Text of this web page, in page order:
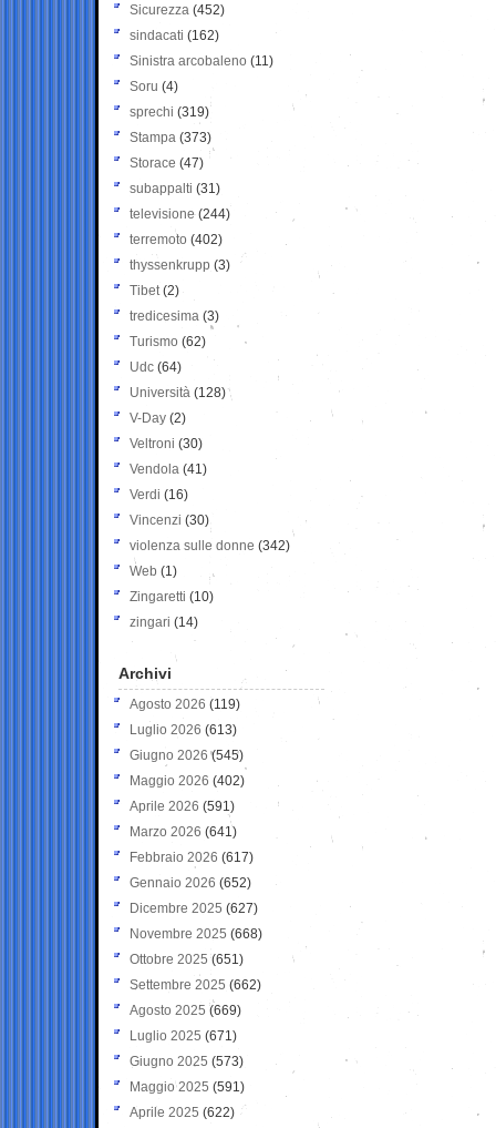
Sicurezza (452)
sindacati (162)
Sinistra arcobaleno (11)
Soru (4)
sprechi (319)
Stampa (373)
Storace (47)
subappalti (31)
televisione(244)
terremoto (402)
thyssenkrupp (3)
Tibet(2)
tredicesima (3)
Turismo (62)
Udc (64)
Università (128)
V-Day (2)
Veltroni (30)
Vendola (41)
Verdi (16)
Vincenzi (30)
violenza sulle donne (342)
Web (1)
Zingaretti (10)
zingari (14)
Archivi
Agosto 2026 (119)
Luglio 2026 (613)
Giugno 2026 (545)
Maggio 2026 (402)
Aprile 2026 (591)
Marzo 2026 (641)
Febbraio 2026 (617)
Gennaio 2026 (652)
Dicembre 2025 (627)
Novembre 2025 (668)
Ottobre 2025 (651)
Settembre 2025 (662)
Agosto 2025 (669)
Luglio 2025 (671)
Giugno 2025 (573)
Maggio 2025 (591)
Aprile 2025 (622)